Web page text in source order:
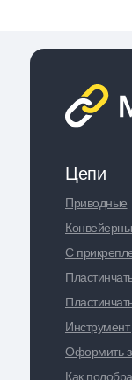
Цепи
Приводные
С
Оформить
Как